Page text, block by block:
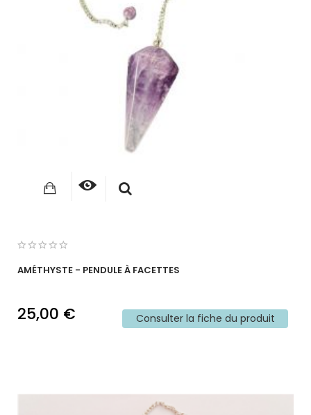
AMÉTHYSTE - PENDULE À FACETTES
25,00 € Consulter la fiche du produit